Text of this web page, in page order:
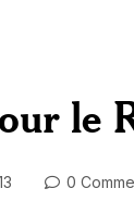
le
0